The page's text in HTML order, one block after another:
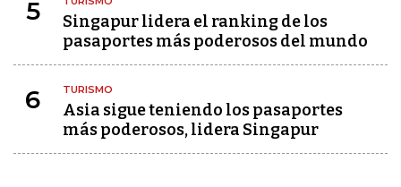
5
Singapur lidera el ranking de los
pasaportes más poderosos del mundo
6 TURISMO
Asia sigue teniendo los pasaportes
más poderosos, lidera Singapur